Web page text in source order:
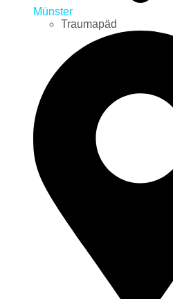
Münster
Traumapäd